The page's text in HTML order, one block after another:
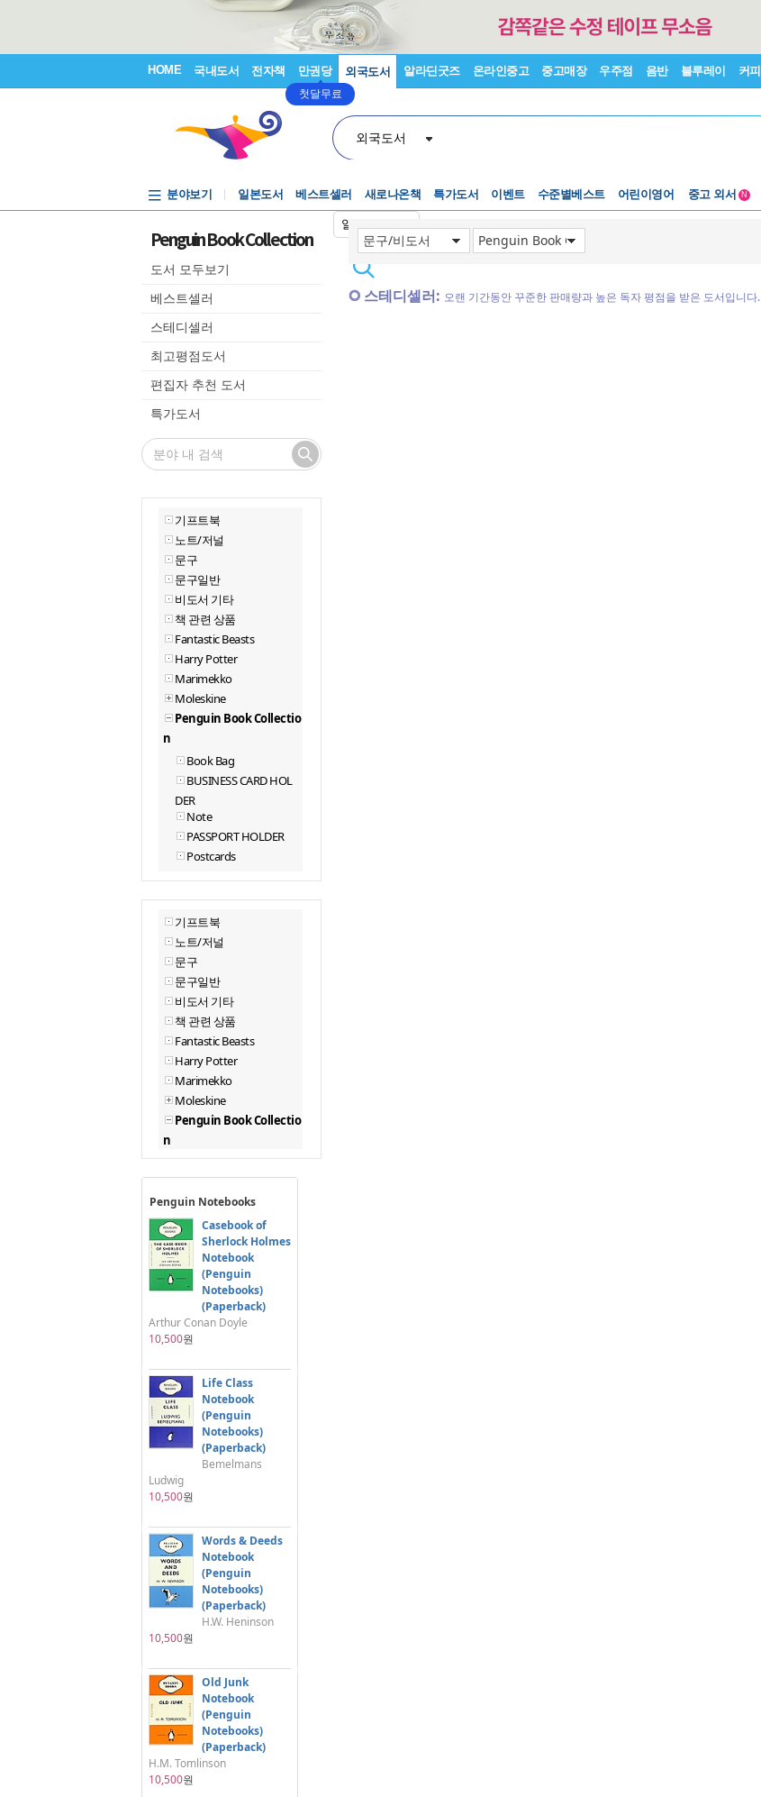
HOME 국내도서 전자책 만권당
첫달무료
외국도서 알라딘굿즈 온라인중고 중고매장 우주점 음반 블루레이 커피
외국도서
일본어입력기
분야보기 일본도서 베스트셀러 새로나온책 특가도서 이벤트
수준별베스트
수준별베스트
어린이영어
중고 외서
N
Penguin Book Collection
도서 모두보기
베스트셀러
스테디셀러
최고평점도서
편집자 추천 도서
특가도서
기프트북
노트/저널
문구
문구일반
비도서 기타
책 관련 상품
Fantastic Beasts
Harry Potter
Marimekko
Moleskine
Penguin Book Collectio
n
Book Bag
BUSINESS CARD HOL
DER
Note
PASSPORT HOLDER
Postcards
기프트북
노트/저널
문구
문구일반
비도서 기타
책 관련 상품
Fantastic Beasts
Harry Potter
Marimekko
Moleskine
Penguin Book Collectio
n
Penguin Notebooks
Casebook of
Sherlock Holmes
Notebook
(Penguin
Notebooks)
(Paperback)
Arthur Conan Doyle
10,500원
Life Class
Notebook
(Penguin
Notebooks)
(Paperback)
Bemelmans
Ludwig
10,500원
Words & Deeds
Notebook
(Penguin
Notebooks)
(Paperback)
H.W. Heninson
10,500원
Old Junk
Notebook
(Penguin
Notebooks)
(Paperback)
H.M. Tomlinson
10,500원
스테디셀러: 오랜 기간동안 꾸준한 판매량과 높은 독자 평점을 받은 도서입니다.